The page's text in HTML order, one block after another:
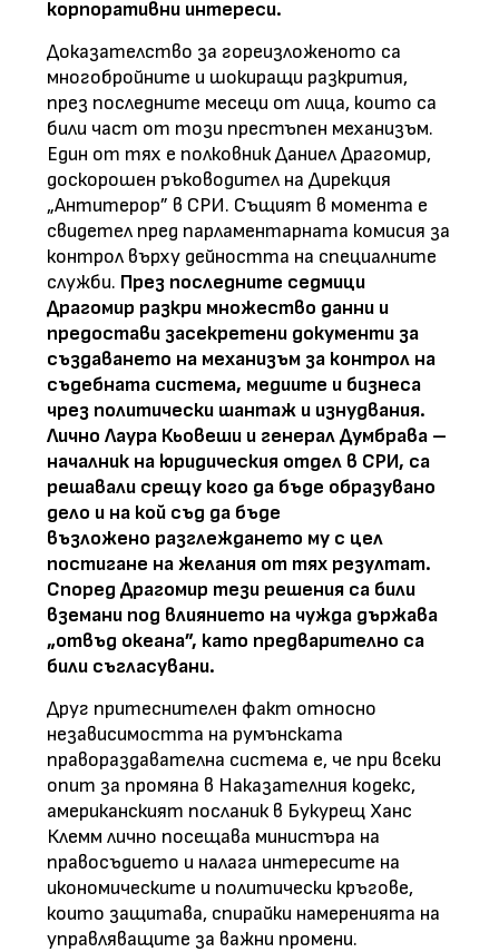
корпоративни интереси.
Доказателство за гореизложеното са
многобройните и шокиращи разкрития,
през последните месеци от лица, които са
били част от този престъпен механизъм.
Един от тях е полковник Даниел Драгомир,
доскорошен ръководител на Дирекция
„Антитерор” в СРИ. Същият в момента е
свидетел пред парламентарната комисия за
контрол върху дейността на специалните
служби. През последните седмици
Драгомир разкри множество данни и
предостави засекретени документи за
създаването на механизъм за контрол на
съдебната система, медиите и бизнеса
чрез политически шантаж и изнудвания.
Лично Лаура Кьовеши и генерал Думбрава –
началник на юридическия отдел в СРИ, са
решавали срещу кого да бъде образувано
дело и на кой съд да бъде
възложено разглеждането му с цел
постигане на желания от тях резултат.
Според Драгомир тези решения са били
вземани под влиянието на чужда държава
„отвъд океана”, като предварително са
били съгласувани.
Друг притеснителен факт относно
независимостта на румънската
правораздавателна система е, че при всеки
опит за промяна в Наказателния кодекс,
американският посланик в Букурещ Ханс
Клемм лично посещава министъра на
правосъдието и налага интересите на
икономическите и политически кръгове,
които защитава, спирайки намеренията на
управляващите за важни промени.